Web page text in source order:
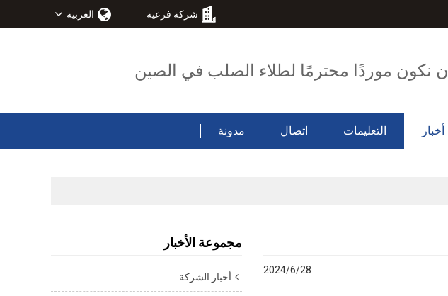
شركة فرعية العربية
أن نكون موردًا محترمًا لطلاء الصلب في الصين
أخبار التعليمات اتصال مدونة
مجموعة الأخبار
أخبار الشركة
2024/6/28